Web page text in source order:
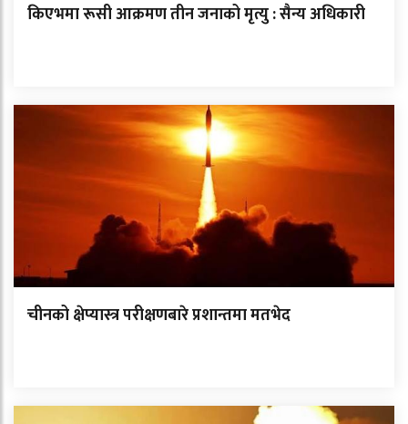
किएभमा रूसी आक्रमण तीन जनाको मृत्यु : सैन्य अधिकारी
चीनको क्षेप्यास्त्र परीक्षणबारे प्रशान्तमा मतभेद